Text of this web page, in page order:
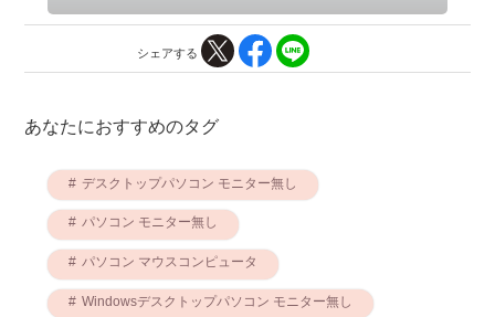
シェアする
あなたにおすすめのタグ
デスクトップパソコン モニター無し
パソコン モニター無し
パソコン マウスコンピュータ
Windowsデスクトップパソコン モニター無し